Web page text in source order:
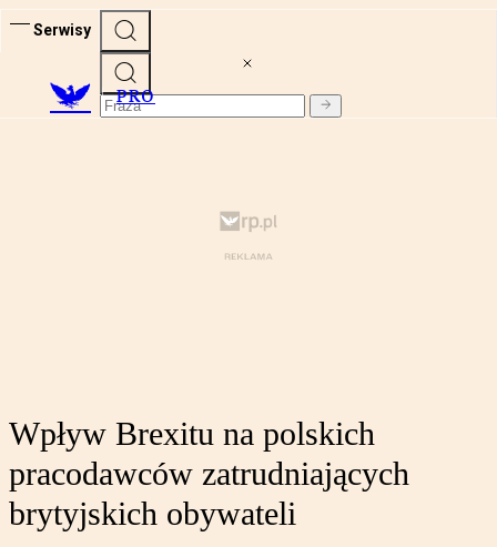
Serwisy
PRO
Wpływ Brexitu na polskich
pracodawców zatrudniających
brytyjskich obywateli